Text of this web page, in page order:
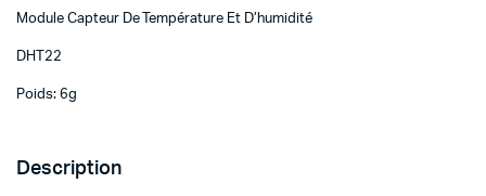
Module Capteur De Température Et D’humidité
DHT22
Poids: 6g
Description